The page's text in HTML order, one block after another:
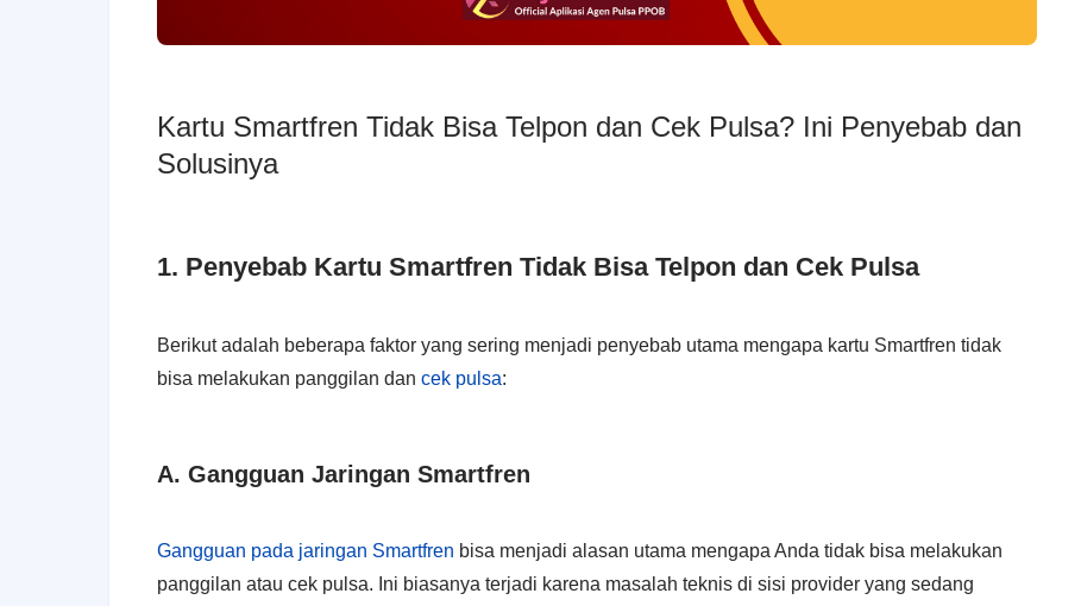
Kartu Smartfren Tidak Bisa Telpon dan Cek Pulsa? Ini Penyebab dan
Solusinya
1. Penyebab Kartu Smartfren Tidak Bisa Telpon dan Cek Pulsa
Berikut adalah beberapa faktor yang sering menjadi penyebab utama mengapa kartu Smartfren tidak
bisa melakukan panggilan dan cek pulsa:
A. Gangguan Jaringan Smartfren
Gangguan pada jaringan Smartfren bisa menjadi alasan utama mengapa Anda tidak bisa melakukan
panggilan atau cek pulsa. Ini biasanya terjadi karena masalah teknis di sisi provider yang sedang